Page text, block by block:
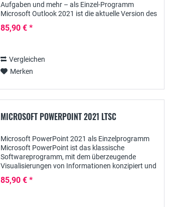
Aufgaben und mehr – als Einzel-Programm
Microsoft Outlook 2021 ist die aktuelle Version des
professionelle...
85,90 € *
Vergleichen
Merken
MICROSOFT POWERPOINT 2021 LTSC
Microsoft PowerPoint 2021 als Einzelprogramm
Microsoft PowerPoint ist das klassische
Softwareprogramm, mit dem überzeugende
Visualisierungen von Informationen konzipiert und
Mit PowerPoint...
85,90 € *